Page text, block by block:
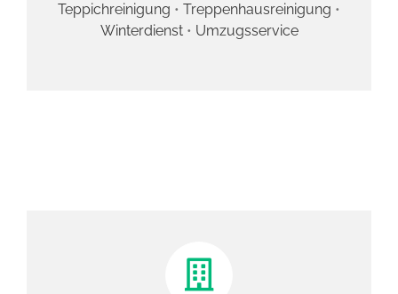
Teppichreinigung • Treppenhausreinigung •
Winterdienst • Umzugsservice